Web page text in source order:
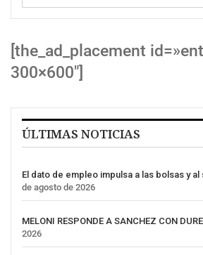
[the_ad_placement
300×600″]
ÚLTIMAS NOTICIAS
El dato de empleo impulsa a las bolsas y
de agosto de 2026
MELONI RESPONDE A SANCHEZ CON
2026